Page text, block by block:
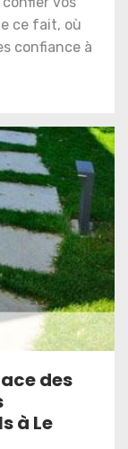
ce fait, où
confiance à
des
à Le